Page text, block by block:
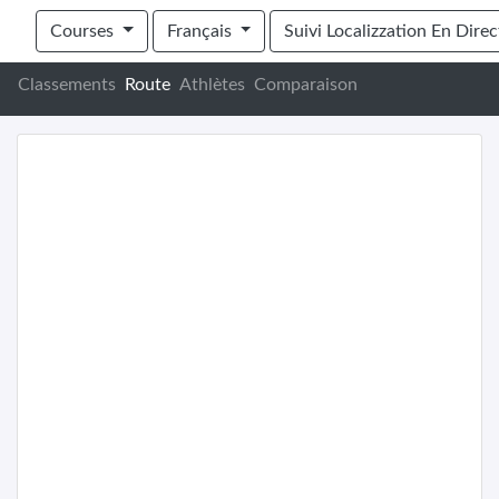
Cederberg Traverse 2024
Courses Français Suivi Localizzation En
Classements Route Athlètes Comparaison